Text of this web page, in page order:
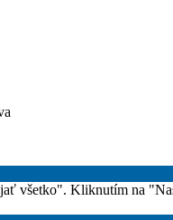
všetko". Kliknutím na